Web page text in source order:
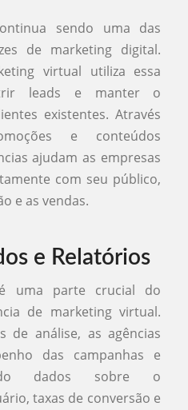
sendo uma das
de marketing digital.
virtual utiliza essa
leads e manter o
existentes. Através
e conteúdos
ajudam as empresas
com seu público,
e as vendas.
e Relatórios
uma parte crucial do
de marketing virtual.
de análise, as agências
das campanhas e
dados sobre o
taxas de conversão e